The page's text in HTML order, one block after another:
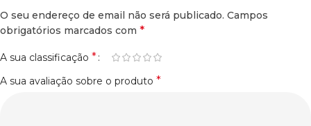
O seu endereço de email não será publicado. Campos
obrigatórios marcados com *
A sua classificação *
A sua avaliação sobre o produto *